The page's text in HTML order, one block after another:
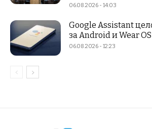
06.08.2026 - 14:03
Google Assistant
за Android и Wear OS
06.08.2026 - 12:23